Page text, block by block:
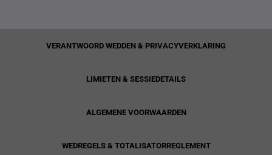
VERANTWOORD WEDDEN & PRIVACYVERKLARING
LIMIETEN & SESSIEDETAILS
ALGEMENE VOORWAARDEN
WEDREGELS & TOTALISATORREGLEMENT